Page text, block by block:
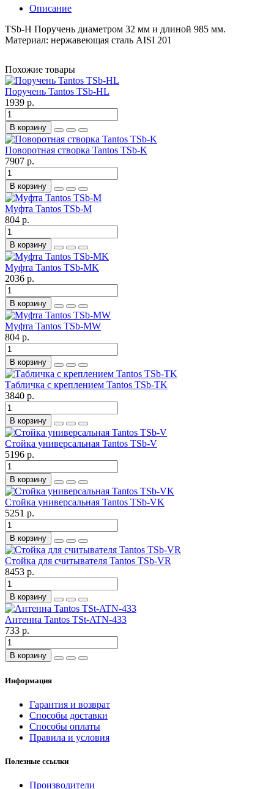
Описание
TSb-H Поручень диаметром 32 мм и длиной 985 мм.
Материал: нержавеющая сталь AISI 201
Похожие товары
Поручень Tantos TSb-HL
1939 р.
В корзину
Поворотная створка Tantos TSb-K
7907 р.
В корзину
Муфта Tantos TSb-M
804 р.
В корзину
Муфта Tantos TSb-MK
2036 р.
В корзину
Муфта Tantos TSb-MW
804 р.
В корзину
Табличка с креплением Tantos TSb-TK
3840 р.
В корзину
Стойка универсальная Tantos TSb-V
5196 р.
В корзину
Стойка универсальная Tantos TSb-VK
5251 р.
В корзину
Стойка для считывателя Tantos TSb-VR
8453 р.
В корзину
Антенна Tantos TSt-ATN-433
733 р.
В корзину
Информация
Гарантия и возврат
Способы доставки
Способы оплаты
Правила и условия
Полезные ссылки
Производители